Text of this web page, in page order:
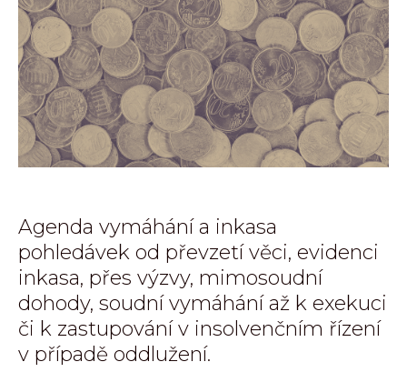
Agenda vymáhání a inkasa
pohledávek od převzetí věci, evidenci
inkasa, přes výzvy, mimosoudní
dohody, soudní vymáhání až k exekuci
či k zastupování v insolvenčním řízení
v případě oddlužení.